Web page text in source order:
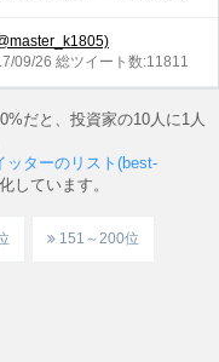
09/26 総ツイート数:11811
だと、投資家の10人に1人
ッターのリスト(best-
しています。
151～200位